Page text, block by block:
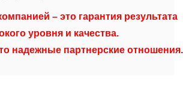
– это гарантия результата
уровня и качества.
надежные партнерские отношения.